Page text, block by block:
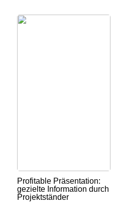
Profitable Präsentation:
gezielte Information durch
Projektständer